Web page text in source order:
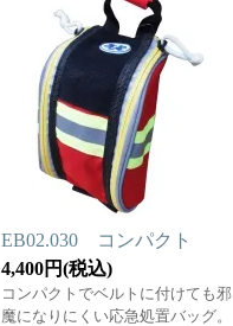
EB02.030 コンパクト
4,400円(税込)
コンパクトでベルトに付けても邪
魔になりにくい応急処置バッグ。